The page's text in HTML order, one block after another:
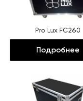
Pro Lux FC260
Подробнее